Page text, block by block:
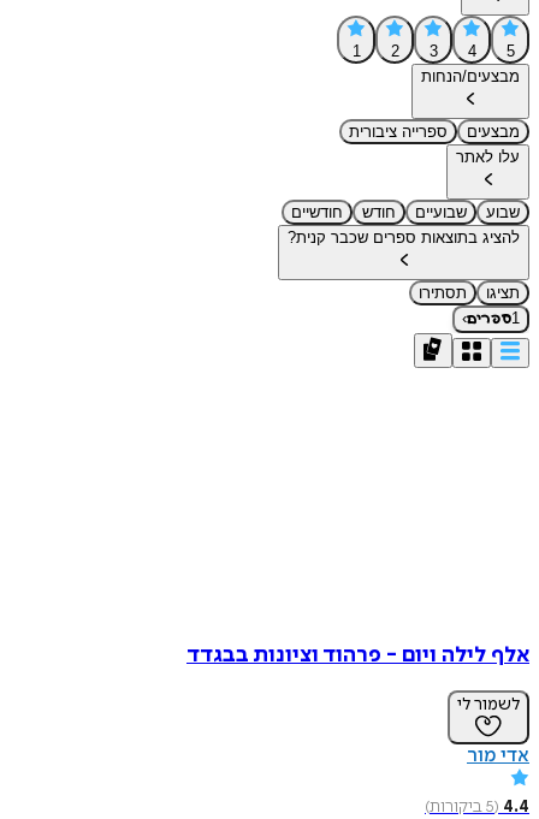
5
4
3
2
1
מבצעים/הנחות
מבצעים
ספרייה ציבורית
עלו לאתר
שבוע שבועיים חודש
חודשיים
להציג בתוצאות ספרים שכבר קנית?
תציגו
תסתירו
1ספרים›
אלף לילה ויום - פרהוד וציונות בבגדד
לשמור לי
אדי מור
4.4
(
5ביקורות)